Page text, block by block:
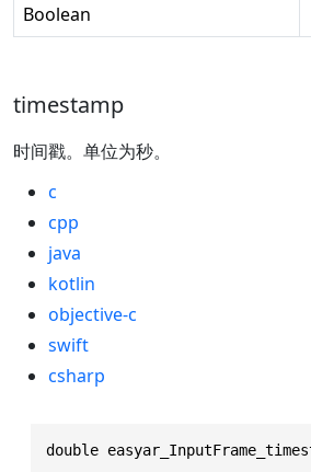
Boolean
timestamp
时间戳。单位为秒。
c
cpp
java
kotlin
objective-c
swift
csharp
double